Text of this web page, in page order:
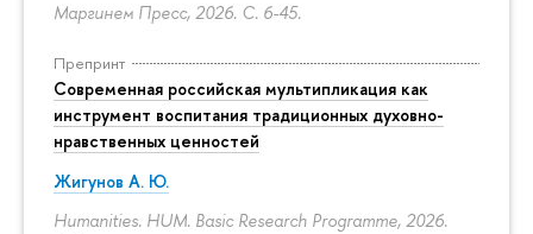
Маргинем Пресс, 2026. С. 6-45.
Препринт
Современная российская мультипликация как
инструмент воспитания традиционных духовно-
нравственных ценностей
Жигунов А. Ю.
Humanities. HUM. Basic Research Programme, 2026.